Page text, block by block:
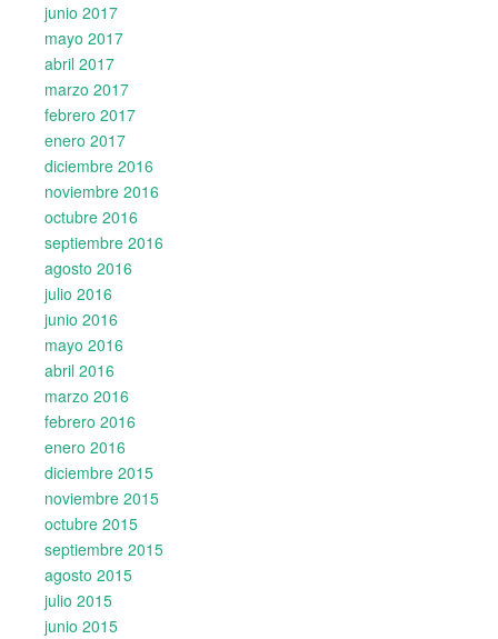
junio 2017
mayo 2017
abril 2017
marzo 2017
febrero 2017
enero 2017
diciembre 2016
noviembre 2016
octubre 2016
septiembre 2016
agosto 2016
julio 2016
junio 2016
mayo 2016
abril 2016
marzo 2016
febrero 2016
enero 2016
diciembre 2015
noviembre 2015
octubre 2015
septiembre 2015
agosto 2015
julio 2015
junio 2015